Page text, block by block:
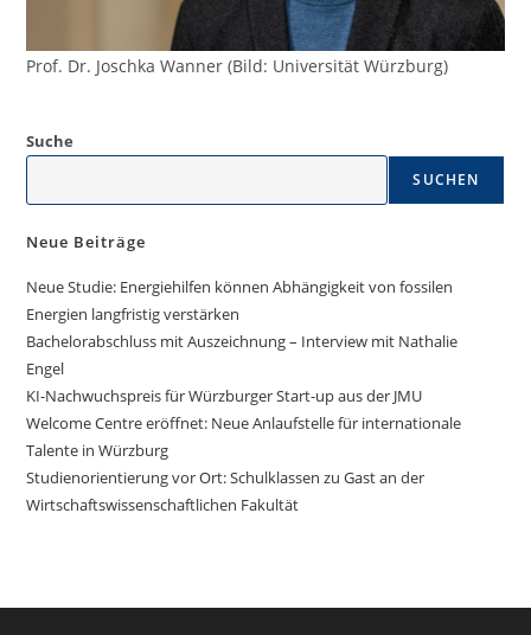
Prof. Dr. Joschka Wanner (Bild: Universität Würzburg)
Suche
SUCHEN
Neue Beiträge
Neue Studie: Energiehilfen können Abhängigkeit von fossilen
Energien langfristig verstärken
Bachelorabschluss mit Auszeichnung – Interview mit Nathalie
Engel
KI-Nachwuchspreis für Würzburger Start-up aus der JMU
Welcome Centre eröffnet: Neue Anlaufstelle für internationale
Talente in Würzburg
Studienorientierung vor Ort: Schulklassen zu Gast an der
Wirtschaftswissenschaftlichen Fakultät